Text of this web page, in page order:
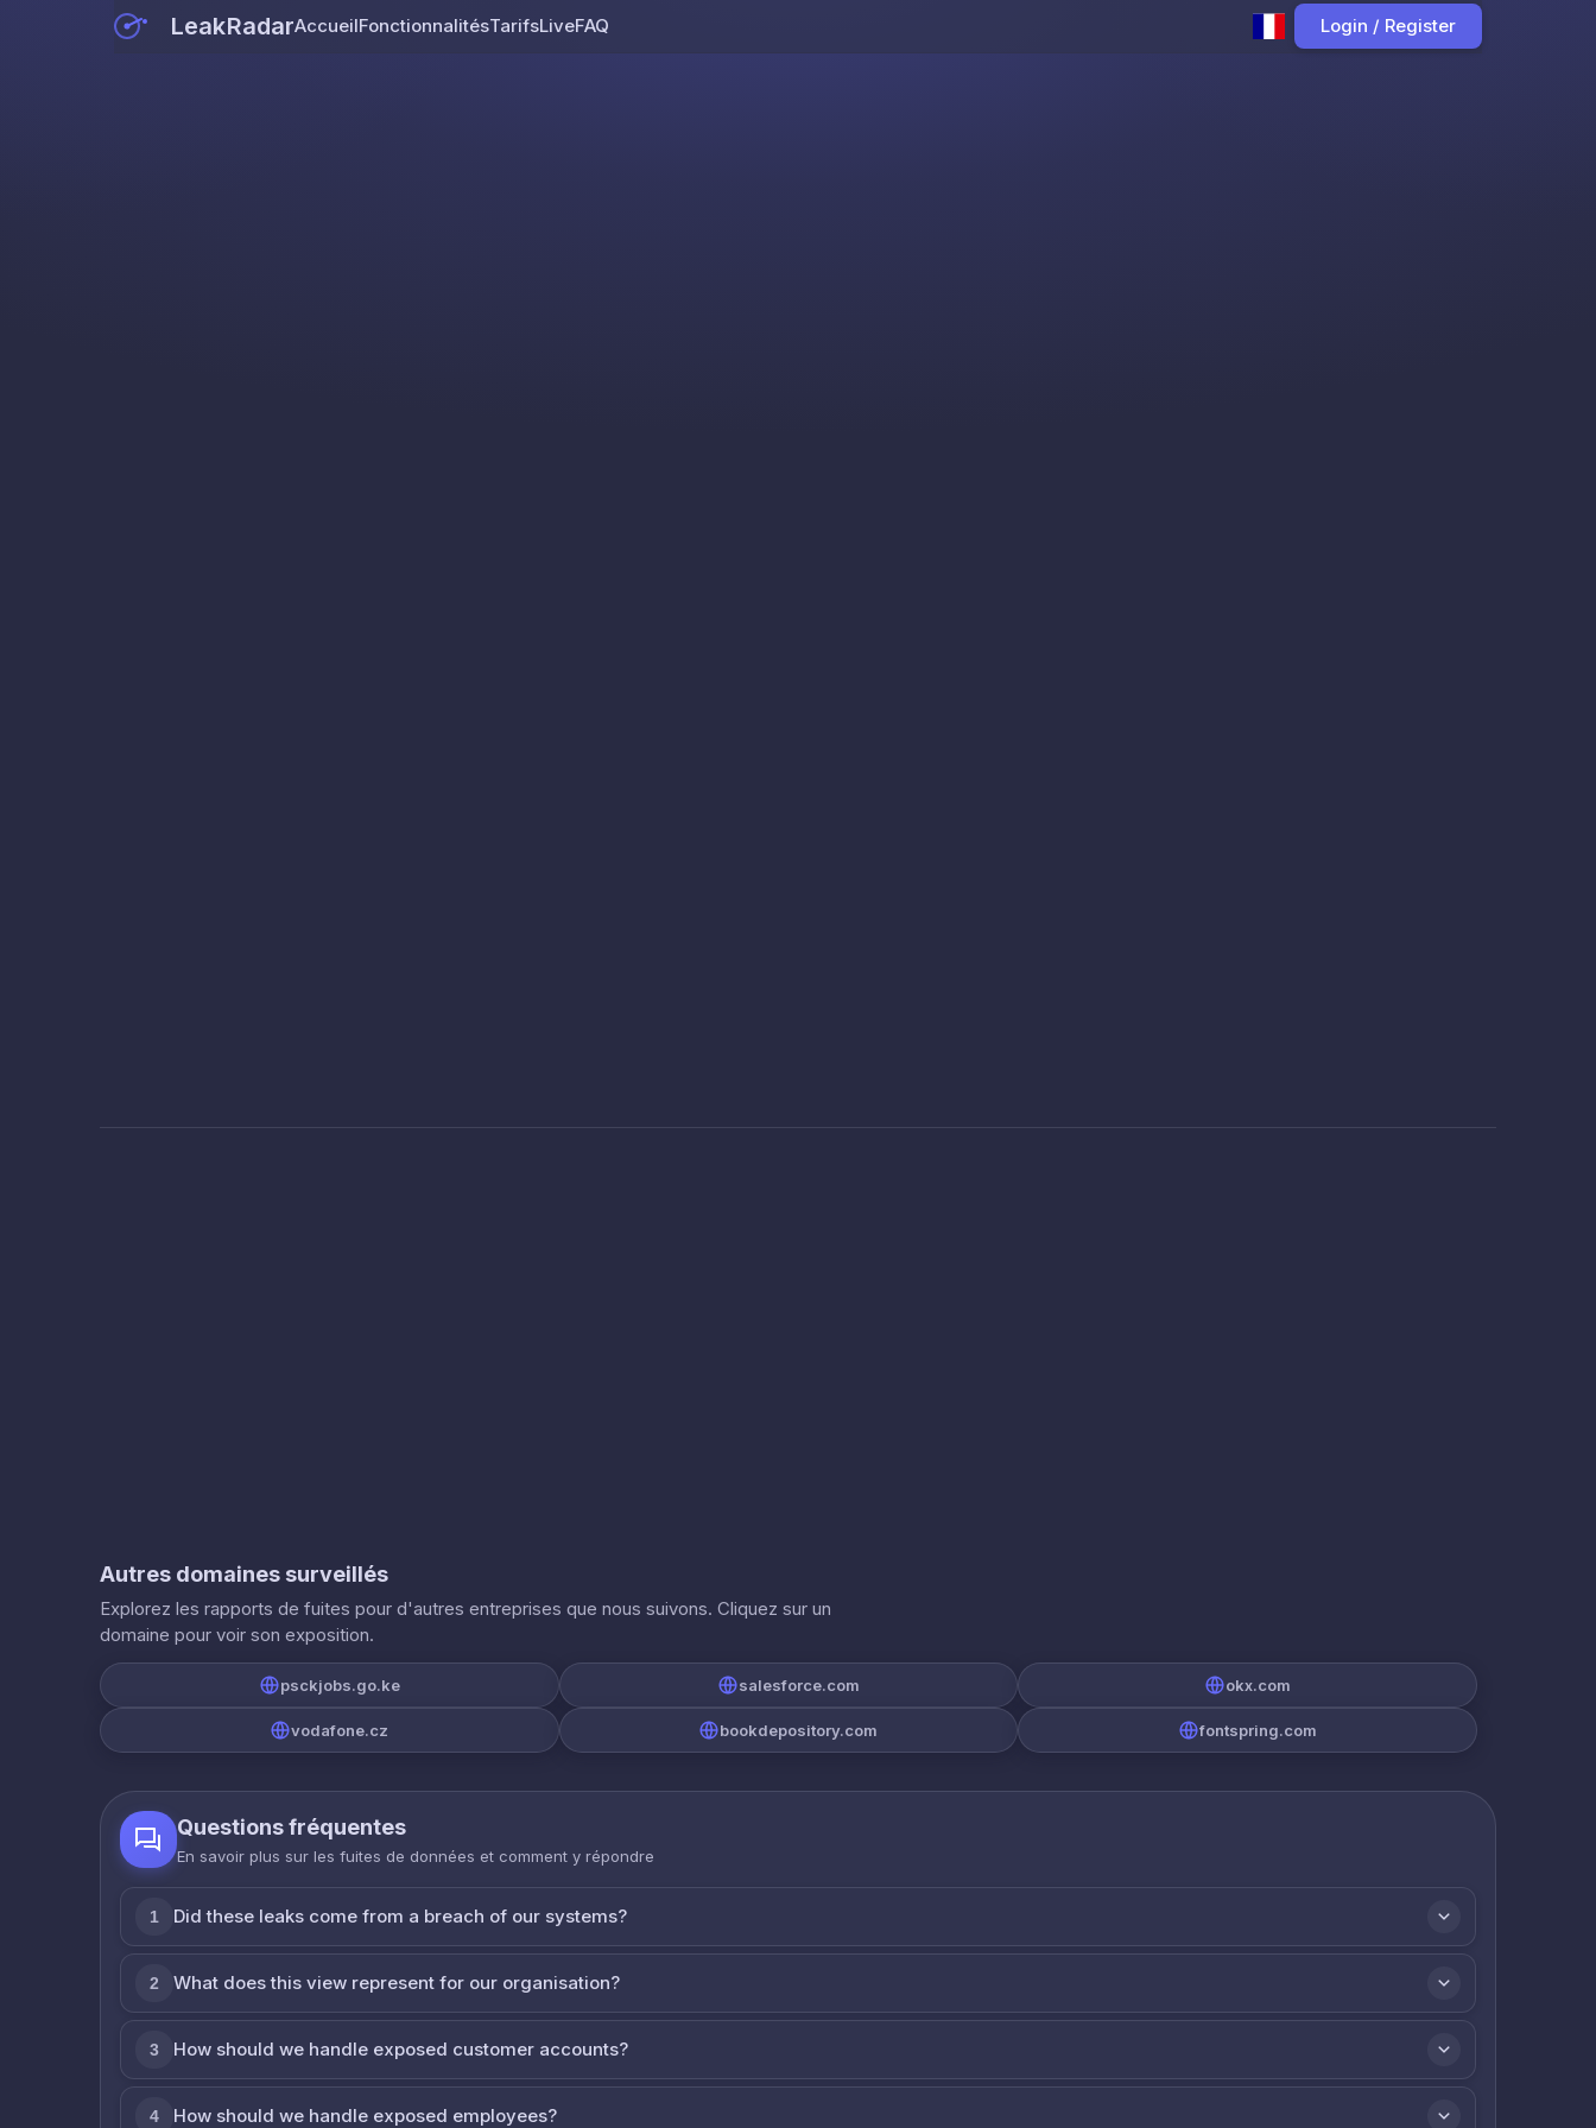
LeakRadarAccueilFonctionnalitésTarifsLiveFAQ Login / Register
Autres domaines surveillés
Explorez les rapports de fuites pour d'autres entreprises que nous suivons. Cliquez sur un
domaine pour voir son exposition.
psckjobs.go.ke salesforce.com okx.com
vodafone.cz bookdepository.com fontspring.com
Questions fréquentes
En savoir plus sur les fuites de données et comment y répondre
1 Did these leaks come from a breach of our systems?
2 What does this view represent for our organisation?
3 How should we handle exposed customer accounts?
4 How should we handle exposed employees?